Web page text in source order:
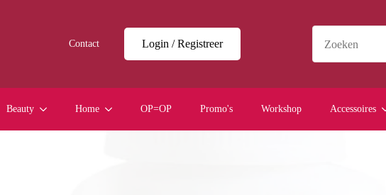
Contact Login / Registreer
Beauty Home OP=OP Promo's Workshop Accessoires